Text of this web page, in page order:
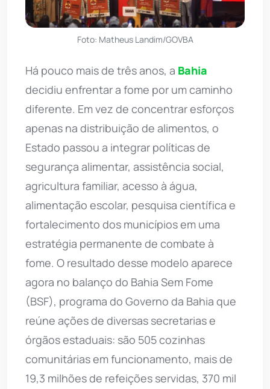
Foto: Matheus Landim/GOVBA
Há pouco mais de três anos, a Bahia
decidiu enfrentar a fome por um caminho
diferente. Em vez de concentrar esforços
apenas na distribuição de alimentos, o
Estado passou a integrar políticas de
segurança alimentar, assistência social,
agricultura familiar, acesso à água,
alimentação escolar, pesquisa científica e
fortalecimento dos municípios em uma
estratégia permanente de combate à
fome. O resultado desse modelo aparece
agora no balanço do Bahia Sem Fome
(BSF), programa do Governo da Bahia que
reúne ações de diversas secretarias e
órgãos estaduais: são 505 cozinhas
comunitárias em funcionamento, mais de
19,3 milhões de refeições servidas, 370 mil